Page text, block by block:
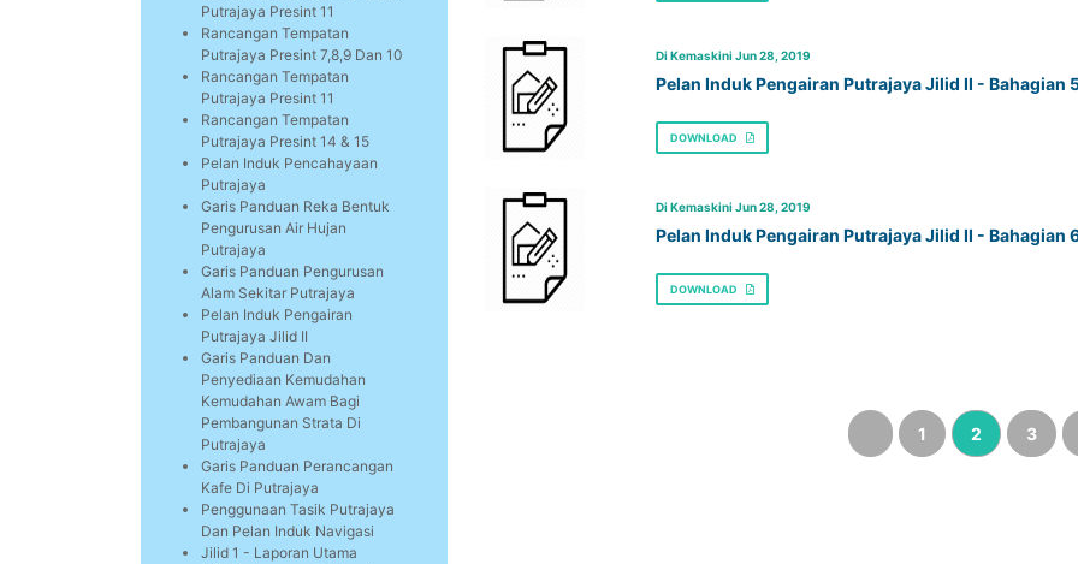
Putrajaya Presint 11
Rancangan Tempatan
Putrajaya Presint 7,8,9 Dan 10
Rancangan Tempatan
Putrajaya Presint 11
Rancangan Tempatan
Putrajaya Presint 14 & 15
Pelan Induk Pencahayaan
Putrajaya
Garis Panduan Reka Bentuk
Pengurusan Air Hujan
Putrajaya
Garis Panduan Pengurusan
Alam Sekitar Putrajaya
Pelan Induk Pengairan
Putrajaya Jilid II
Garis Panduan Dan
Penyediaan Kemudahan
Kemudahan Awam Bagi
Pembangunan Strata Di
Putrajaya
Garis Panduan Perancangan
Kafe Di Putrajaya
Penggunaan Tasik Putrajaya
Dan Pelan Induk Navigasi
Jilid 1 - Laporan Utama
Di Kemaskini Jun 28, 2019
Pelan Induk Pengairan Putrajaya Jilid II - Bahagian
DOWNLOAD
Di Kemaskini Jun 28, 2019
Pelan Induk Pengairan Putrajaya Jilid II - Bahagian
DOWNLOAD
1 2 3